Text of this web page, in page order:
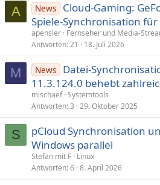
A News
Cloud-Gaming:
Spiele-Synchronisation für
apensler Fernseher und Media-
Antworten 21 18. Juli 2026
M News
Datei-
11.3.124.0 behebt
mischaef Systemtools
Antworten 3 29. Oktober 2025
S
pCloud Synchronisation
Windows parallel
Stefan mit F Linux
Antworten 6 8. April 2026